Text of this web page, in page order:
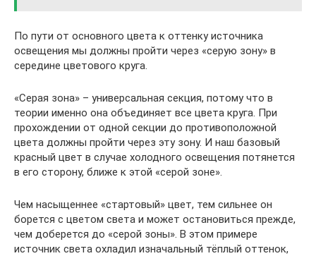
По пути от основного цвета к оттенку источника
освещения мы должны пройти через «‎серую зону» в
середине цветового круга.
«Серая зона» – универсальная секция, потому что в
теории именно она объединяет все цвета круга. При
прохождении от одной секции до противоположной
цвета должны пройти через эту зону. И наш базовый
красный цвет в случае холодного освещения потянется
в его сторону, ближе к этой «‎серой зоне».
Чем насыщеннее «‎стартовый» цвет, тем сильнее он
борется с цветом света и может остановиться прежде,
чем доберется до «серой зоны». В этом примере
источник света охладил изначальный тёплый оттенок,